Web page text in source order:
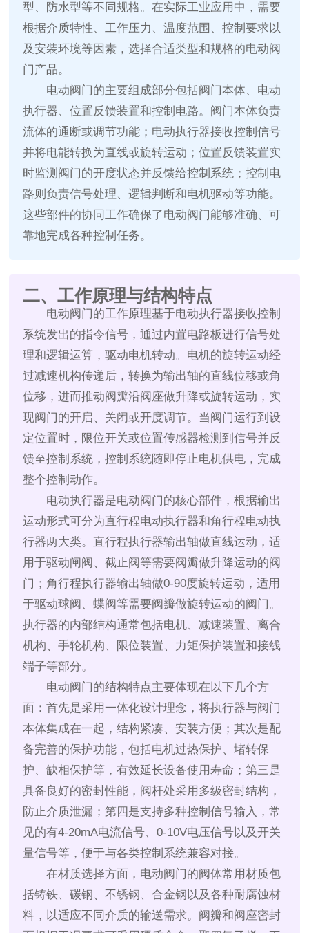
型、防水型等不同规格。在实际工业应用中，需要
根据介质特性、工作压力、温度范围、控制要求以
及安装环境等因素，选择合适类型和规格的电动阀
门产品。
电动阀门的主要组成部分包括阀门本体、电动
执行器、位置反馈装置和控制电路。阀门本体负责
流体的通断或调节功能；电动执行器接收控制信号
并将电能转换为直线或旋转运动；位置反馈装置实
时监测阀门的开度状态并反馈给控制系统；控制电
路则负责信号处理、逻辑判断和电机驱动等功能。
这些部件的协同工作确保了电动阀门能够准确、可
靠地完成各种控制任务。
二、工作原理与结构特点
电动阀门的工作原理基于电动执行器接收控制
系统发出的指令信号，通过内置电路板进行信号处
理和逻辑运算，驱动电机转动。电机的旋转运动经
过减速机构传递后，转换为输出轴的直线位移或角
位移，进而推动阀瓣沿阀座做升降或旋转运动，实
现阀门的开启、关闭或开度调节。当阀门运行到设
定位置时，限位开关或位置传感器检测到信号并反
馈至控制系统，控制系统随即停止电机供电，完成
整个控制动作。
电动执行器是电动阀门的核心部件，根据输出
运动形式可分为直行程电动执行器和角行程电动执
行器两大类。直行程执行器输出轴做直线运动，适
用于驱动闸阀、截止阀等需要阀瓣做升降运动的阀
门；角行程执行器输出轴做0-90度旋转运动，适用
于驱动球阀、蝶阀等需要阀瓣做旋转运动的阀门。
执行器的内部结构通常包括电机、减速装置、离合
机构、手轮机构、限位装置、力矩保护装置和接线
端子等部分。
电动阀门的结构特点主要体现在以下几个方
面：首先是采用一体化设计理念，将执行器与阀门
本体集成在一起，结构紧凑、安装方便；其次是配
备完善的保护功能，包括电机过热保护、堵转保
护、缺相保护等，有效延长设备使用寿命；第三是
具备良好的密封性能，阀杆处采用多级密封结构，
防止介质泄漏；第四是支持多种控制信号输入，常
见的有4-20mA电流信号、0-10V电压信号以及开关
量信号等，便于与各类控制系统兼容对接。
在材质选择方面，电动阀门的阀体常用材质包
括铸铁、碳钢、不锈钢、合金钢以及各种耐腐蚀材
料，以适应不同介质的输送需求。阀瓣和阀座密封